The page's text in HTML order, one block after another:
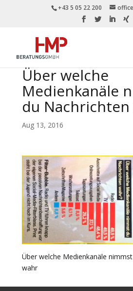
+43 5 05 22 200
Über welche
Medienkanäle
du
Aug 13, 2016
Über welche Medienkanäle
wahr